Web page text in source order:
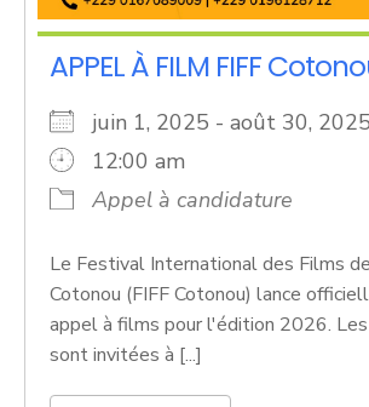
APPEL À FILM FIFF
juin 1, 2025 - août 30,
12:00 am
Appel à candidature
Le Festival International des Films
Cotonou (FIFF Cotonou) lance
appel à films pour l'édition 2026.
sont invitées à [...]